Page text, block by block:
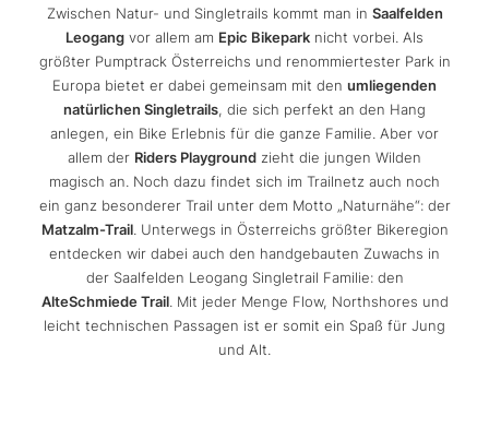
Zwischen Natur- und Singletrails kommt man in Saalfelden
Leogang vor allem am Epic Bikepark nicht vorbei. Als
größter Pumptrack Österreichs und renommiertester Park in
Europa bietet er dabei gemeinsam mit den umliegenden
natürlichen Singletrails, die sich perfekt an den Hang
anlegen, ein Bike Erlebnis für die ganze Familie. Aber vor
allem der Riders Playground zieht die jungen Wilden
magisch an. Noch dazu findet sich im Trailnetz auch noch
ein ganz besonderer Trail unter dem Motto „Naturnähe“: der
Matzalm-Trail. Unterwegs in Österreichs größter Bikeregion
entdecken wir dabei auch den handgebauten Zuwachs in
der Saalfelden Leogang Singletrail Familie: den
AlteSchmiede Trail. Mit jeder Menge Flow, Northshores und
leicht technischen Passagen ist er somit ein Spaß für Jung
und Alt.